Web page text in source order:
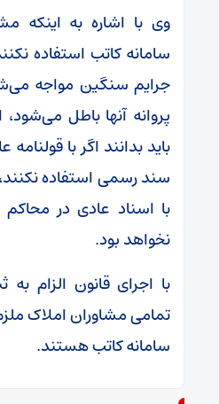
وی با اشاره به اینکه
سامانه کاتب استفاده
جرایم سنگین مواجه
پروانه آنها باطل
باید بدانند اگر با
سند رسمی استفاده
با اسناد عادی در
نخواهد بود.
با اجرای قانون الزام
تمامی مشاوران املاک
سامانه کاتب هستند.